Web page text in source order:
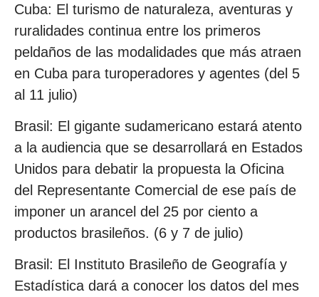
Cuba: El turismo de naturaleza, aventuras y
ruralidades continua entre los primeros
peldaños de las modalidades que más atraen
en Cuba para turoperadores y agentes (del 5
al 11 julio)
Brasil: El gigante sudamericano estará atento
a la audiencia que se desarrollará en Estados
Unidos para debatir la propuesta la Oficina
del Representante Comercial de ese país de
imponer un arancel del 25 por ciento a
productos brasileños. (6 y 7 de julio)
Brasil: El Instituto Brasileño de Geografía y
Estadística dará a conocer los datos del mes